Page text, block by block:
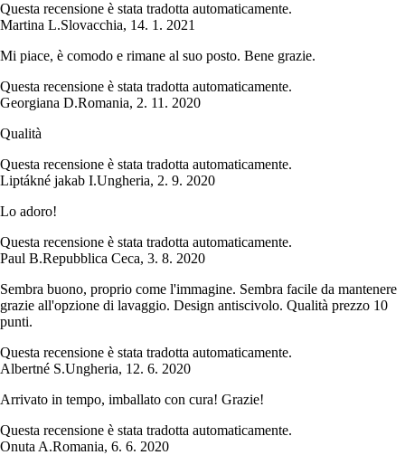
Questa recensione è stata tradotta automaticamente.
Martina L.Slovacchia, 14. 1. 2021
Mi piace, è comodo e rimane al suo posto. Bene grazie.
Questa recensione è stata tradotta automaticamente.
Georgiana D.Romania, 2. 11. 2020
Qualità
Questa recensione è stata tradotta automaticamente.
Liptákné jakab I.Ungheria, 2. 9. 2020
Lo adoro!
Questa recensione è stata tradotta automaticamente.
Paul B.Repubblica Ceca, 3. 8. 2020
Sembra buono, proprio come l'immagine. Sembra facile da mantenere
grazie all'opzione di lavaggio. Design antiscivolo. Qualità prezzo 10
punti.
Questa recensione è stata tradotta automaticamente.
Albertné S.Ungheria, 12. 6. 2020
Arrivato in tempo, imballato con cura! Grazie!
Questa recensione è stata tradotta automaticamente.
Onuta A.Romania, 6. 6. 2020